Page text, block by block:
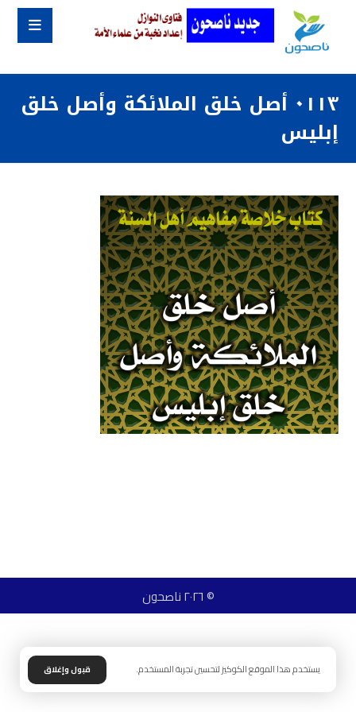
٠١١٣ أصل خلق الملائكة وأصل خلق
إبليس
© ٢٠٢٦ ناصحون
يستخدم هذا الموقع الكوكيز لتحسين تجربة المستخدم. قبول وإغلاق